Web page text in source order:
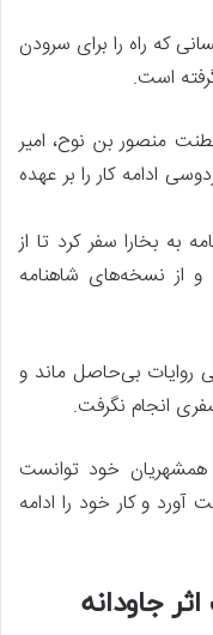
که راه را برای سرودن
است.
منصور بن نوح، امیر
ادامه کار را بر عهده
به بخارا سفر کرد تا از
از نسخه‌های شاهنامه
روایات بی‌حاصل ماند و
انجام نگرفت.
خود توانست
و کار خود را ادامه
جاودانه